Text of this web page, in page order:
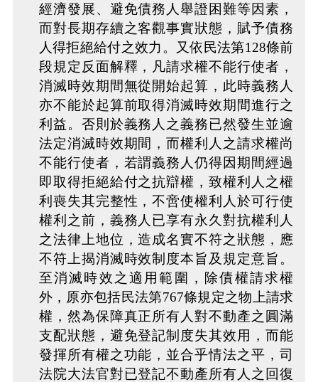
經濟發展、避免債務人舉證困難等因素，
而對長期存續之客觀事實狀態，賦予債務
人得拒絕給付之效力。又依民法第128條前
段規定反面解釋，凡請求權不能行使者，
消滅時效期間無從開始起算，此時義務人
亦不能於起算前取得消滅時效期間進行之
利益。否則於義務人之義務已然發生並逾
法定消滅時效期間，而權利人之請求權尚
不能行使者，若謂義務人仍得因期間經過
即取得拒絕給付之抗辯權，致權利人之權
利喪失其完整性，不啻使權利人於可行使
權利之前，義務人已享有永久對抗權利人
之法律上地位，造成名實不符之狀態，應
不符上揭消滅時效制度本旨及規定意旨。
至消滅時效之適用範圍，除債權請求權
外，原亦包括民法第767條規定之物上請求
權，然為保障真正所有人對不動產之圓滿
支配狀態，避免登記制度失其效用，而能
發揮所有權之功能，並合乎情法之平，司
法院大法官對已登記不動產所有人之回復